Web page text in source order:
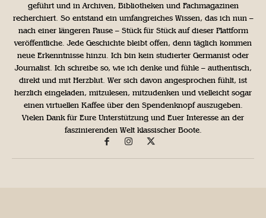
geführt und in Archiven, Bibliotheken und Fachmagazinen
recherchiert. So entstand ein umfangreiches Wissen, das ich nun –
nach einer längeren Pause – Stück für Stück auf dieser Plattform
veröffentliche. Jede Geschichte bleibt offen, denn täglich kommen
neue Erkenntnisse hinzu. Ich bin kein studierter Germanist oder
Journalist. Ich schreibe so, wie ich denke und fühle – authentisch,
direkt und mit Herzblut. Wer sich davon angesprochen fühlt, ist
herzlich eingeladen, mitzulesen, mitzudenken und vielleicht sogar
einen virtuellen Kaffee über den Spendenknopf auszugeben.
Vielen Dank für Eure Unterstützung und Euer Interesse an der
faszinierenden Welt klassischer Boote.